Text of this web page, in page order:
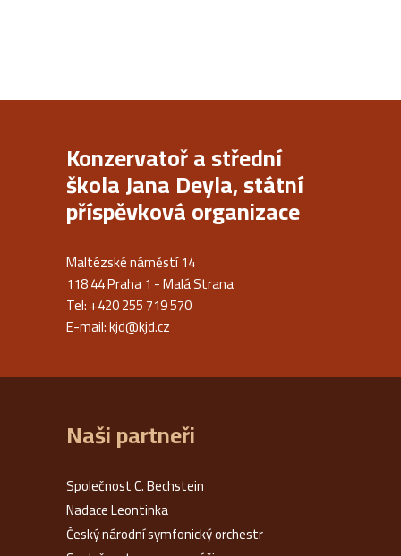
Konzervatoř a střední
škola Jana Deyla, státní
příspěvková organizace
Maltézské náměstí 14
118 44 Praha 1 - Malá Strana
Tel: +420 255 719 570
E-mail:kjd@kjd.cz
Naši partneři
Společnost C. Bechstein
Nadace Leontinka
Český národní symfonický orchestr